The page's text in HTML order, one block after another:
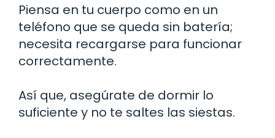
Piensa en tu cuerpo como en un
teléfono que se queda sin batería;
necesita recargarse para funcionar
correctamente.
Así que, asegúrate de dormir lo
suficiente y no te saltes las siestas.